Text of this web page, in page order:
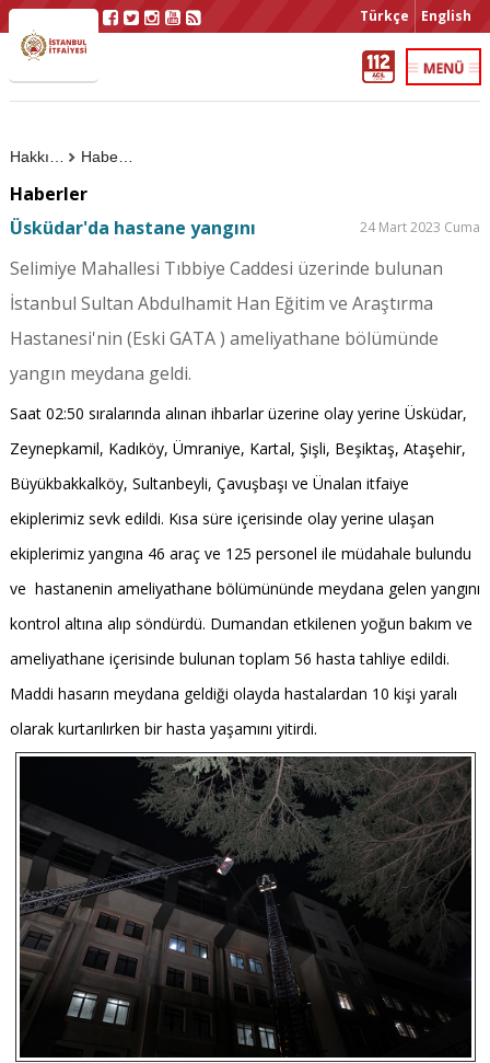
Türkçe English
Haberler
Haberler
Üsküdar'da hastane yangını
24 Mart 2023 Cuma
Selimiye Mahallesi Tıbbiye Caddesi üzerinde bulunan
İstanbul Sultan Abdulhamit Han Eğitim ve Araştırma
Hastanesi'nin (Eski GATA ) ameliyathane bölümünde
yangın meydana geldi.
Saat 02:50 sıralarında alınan ihbarlar üzerine olay yerine Üsküdar,
Zeynepkamil, Kadıköy, Ümraniye, Kartal, Şişli, Beşiktaş, Ataşehir,
Büyükbakkalköy, Sultanbeyli, Çavuşbaşı ve Ünalan itfaiye
ekiplerimiz sevk edildi. Kısa süre içerisinde olay yerine ulaşan
ekiplerimiz yangına 46 araç ve 125 personel ile müdahale bulundu
ve hastanenin ameliyathane bölümününde meydana gelen yangını
kontrol altına alıp söndürdü. Dumandan etkilenen yoğun bakım ve
ameliyathane içerisinde bulunan toplam 56 hasta tahliye edildi.
Maddi hasarın meydana geldiği olayda hastalardan 10 kişi yaralı
olarak kurtarılırken bir hasta yaşamını yitirdi.